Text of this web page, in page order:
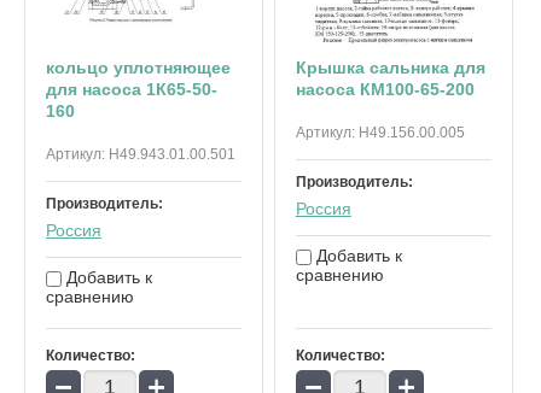
кольцо уплотняющее
для насоса 1К65-50-
160
Артикул: Н49.943.01.00.501
Производитель:
Россия
Добавить к
сравнению
Количество:
Крышка сальника для
насоса КМ100-65-200
Артикул:Н49.156.00.005
Производитель:
Россия
Добавить к
сравнению
Количество: